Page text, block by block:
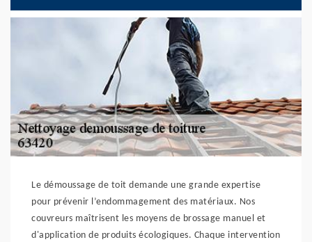
Le démoussage de toit demande une grande expertise
pour prévenir l’endommagement des matériaux. Nos
couvreurs maîtrisent les moyens de brossage manuel et
d'application de produits écologiques. Chaque intervention